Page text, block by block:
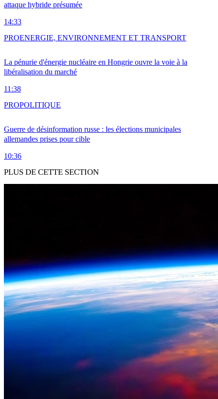
attaque hybride présumée
14:33
La pénurie d'énergie nucléaire en Hongrie ouvre la voie à la
libéralisation du marché
11:38
PROENERGIE, ENVIRONNEMENT ET TRANSPORT
Guerre de désinformation russe : les élections municipales
allemandes prises pour cible
10:36
PROPOLITIQUE
PLUS DE CETTE SECTION